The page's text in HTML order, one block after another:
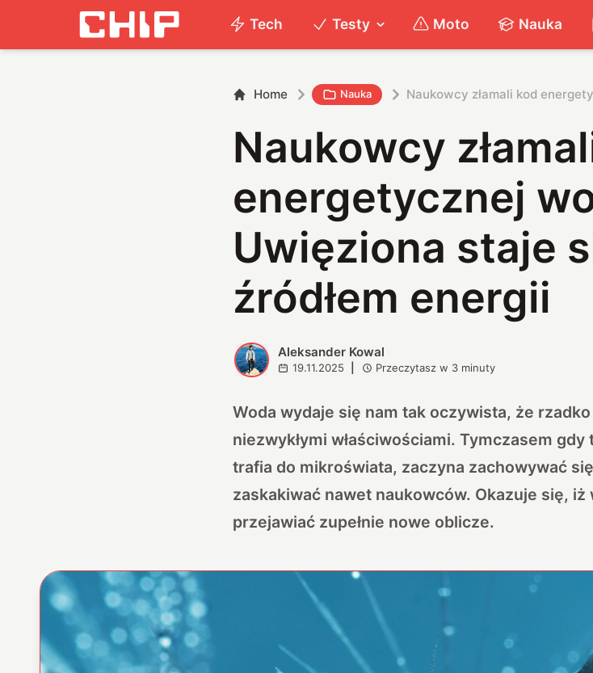
Tech Testy Moto Nauka
Home Nauka Naukowcy złamali kod
Naukowcy
energetycznej
Uwięziona staje
źródłem energii
A Aleksander Kowal
19.11.2025 Przeczytasz w 3 minuty
Woda wydaje się nam tak oczywista, że
niezwykłymi właściwościami. Tymczasem
trafia do mikroświata, zaczyna zachowywać
zaskakiwać nawet naukowców. Okazuje się,
przejawiać zupełnie nowe oblicze.